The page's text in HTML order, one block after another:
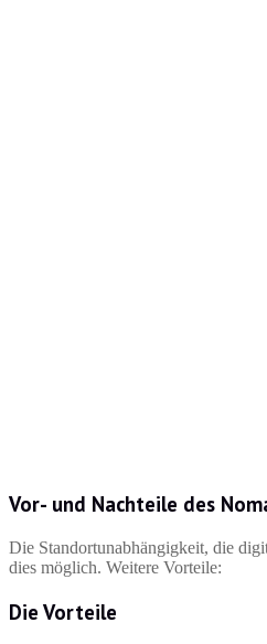
Vor- und Nachteile des
Die Standortunabhängigkeit, die
dies möglich. Weitere Vorteile:
Die Vorteile